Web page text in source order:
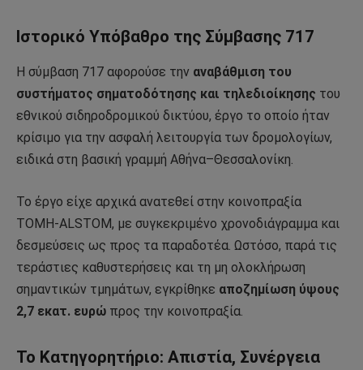
Ιστορικό Υπόβαθρο της Σύμβασης 717
Η σύμβαση 717 αφορούσε την αναβάθμιση του
συστήματος σηματοδότησης και τηλεδιοίκησης του
εθνικού σιδηροδρομικού δικτύου, έργο το οποίο ήταν
κρίσιμο για την ασφαλή λειτουργία των δρομολογίων,
ειδικά στη βασική γραμμή Αθήνα–Θεσσαλονίκη.
Το έργο είχε αρχικά ανατεθεί στην κοινοπραξία
ΤΟΜΗ-ALSTOM, με συγκεκριμένο χρονοδιάγραμμα και
δεσμεύσεις ως προς τα παραδοτέα. Ωστόσο, παρά τις
τεράστιες καθυστερήσεις και τη μη ολοκλήρωση
σημαντικών τμημάτων, εγκρίθηκε αποζημίωση ύψους
2,7 εκατ. ευρώ προς την κοινοπραξία.
Το Κατηγορητήριο: Απιστία, Συνέργεια